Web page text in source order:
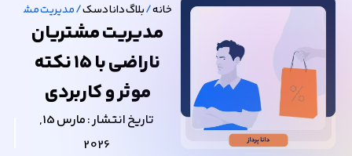
خانه/بلاگ دانا دسک/مدیریت مشتریان ناراضی با ۱۵
مدیریت مشتریان
ناراضی با ۱۵ نکته
موثر و کاربردی
تاریخ انتشار :
مارس 15,
2026